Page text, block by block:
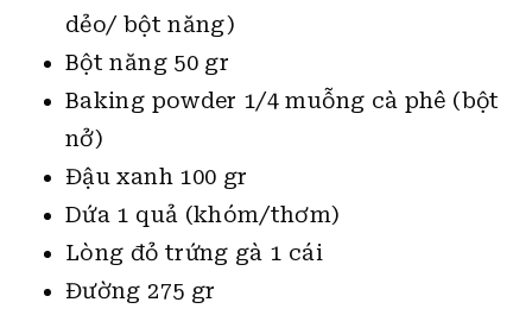
dẻo/ bột năng)
Bột năng 50 gr
Baking powder 1/4 muỗng cà phê (bột
nở)
Đậu xanh 100 gr
Dứa 1 quả (khóm/thơm)
Lòng đỏ trứng gà 1 cái
Đường 275 gr